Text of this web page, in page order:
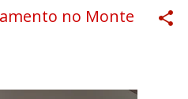
no Monte